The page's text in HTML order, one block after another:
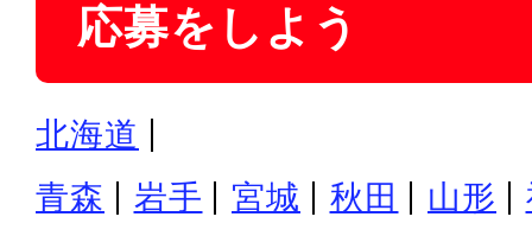
応募をしよう
北海道
青森
岩手 宮城 秋田 山形